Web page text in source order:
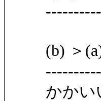
(b) ＞
かかい